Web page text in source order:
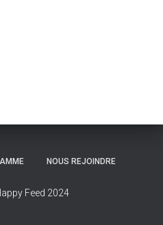
NOUS REJOINDRE
Feed 2024